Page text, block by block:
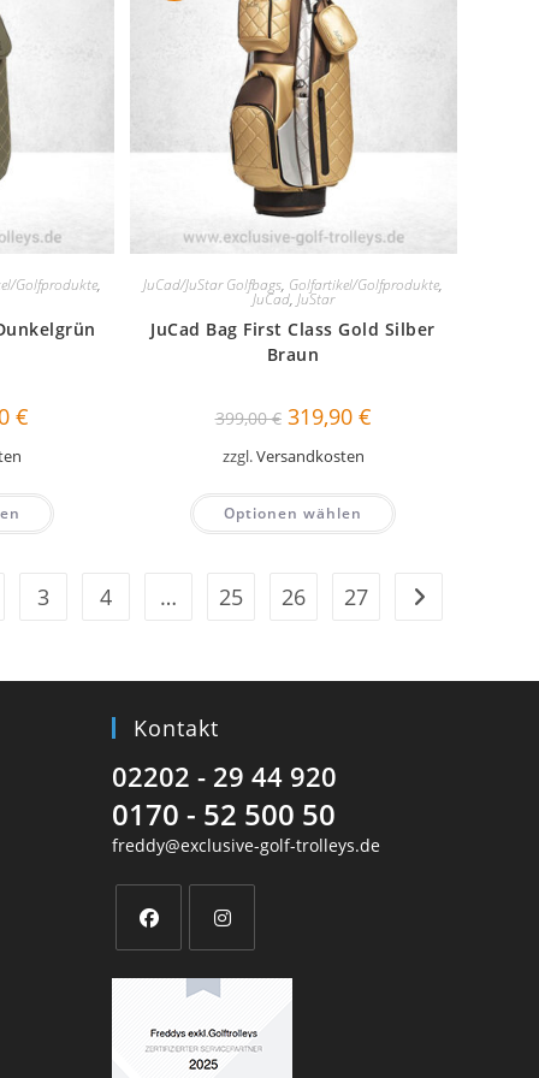
Golfprodukte,
€
JuCad/JuStar Golfbags, Golfartikel/Golfprodukte,
JuCad, JuStar
JuCad Bag First Class Gold Silber
Braun
399,00€ Ursprünglicher
Preis
war:
399,00 €
319,90 €Aktueller
Preis
zzgl.Versandkosten
Optionen wählen
3 4 … 25 26 27
Kontakt
02202 - 29 44 920
0170 - 52 500 50
freddy@exclusive-golf-trolleys.de
in
in
new
tab